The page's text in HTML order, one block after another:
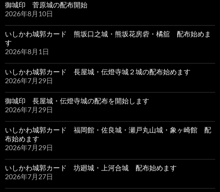
御城印 菅原城の配布開始
2026年8月10日
いしかわ城郭カード 熊坂口之城・熊坂花房砦・橘舘 配布始めま
す
2026年8月1日
いしかわ城郭カード 長屋城・伝燈寺城２城の配布始めます
2026年7月29日
御城印 長屋城・伝燈寺城の配布を開始します
2026年7月29日
いしかわ城郭カード 福岡館・佐良城・瀬戸丸山城・象ヶ崎館 配
布始めます
2026年7月29日
いしかわ城郭カード 坊廻城・上河合城 配布始めます
2026年7月27日